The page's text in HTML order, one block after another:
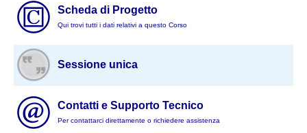
Scheda di Progetto
Qui trovi tutti i dati relativi a questo Corso
Sessione unica
Contatti e Supporto Tecnico
Per contattarci direttamente o richiedere assistenza